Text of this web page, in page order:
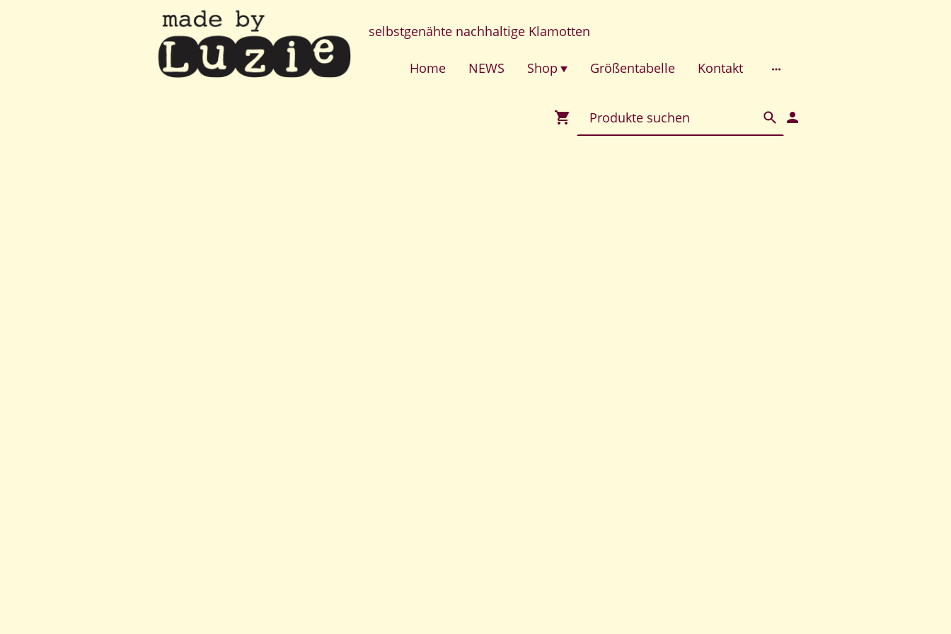
selbstgenähte nachhaltige Klamotten
Home NEWS Shop Größentabelle Kontakt